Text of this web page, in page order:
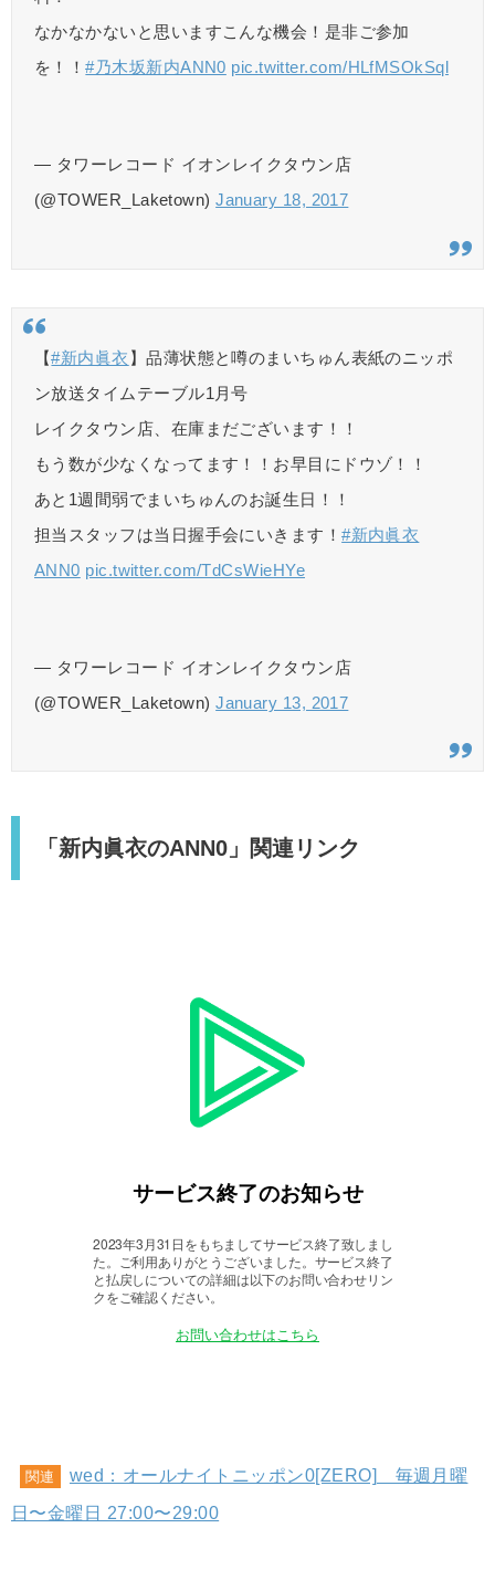
なかなかないと思いますこんな機会！是非ご参加
を！！#乃木坂新内ANN0 pic.twitter.com/HLfMSOkSql
— タワーレコード イオンレイクタウン店
(@TOWER_Laketown)January 18, 2017
【#新内眞衣 】品薄状態と噂のまいちゅん表紙のニッポ
ン放送タイムテーブル1月号
レイクタウン店、在庫まだございます！！
もう数が少なくなってます！！お早目にドウゾ！！
あと1週間弱でまいちゅんのお誕生日！！
担当スタッフは当日握手会にいきます！#新内眞衣
ANN0 pic.twitter.com/TdCsWieHYe
— タワーレコード イオンレイクタウン店
(@TOWER_Laketown)January 13, 2017
「新内眞衣のANN0」関連リンク
関連
wed：オールナイトニッポン0[ZERO] 毎週月曜
日〜金曜日 27:00〜29:00